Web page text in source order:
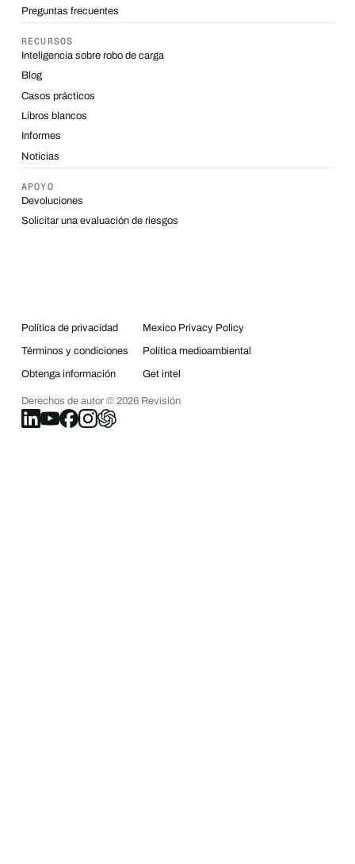
Preguntas frecuentes
RECURSOS
Inteligencia sobre robo de carga
Blog
Casos prácticos
Libros blancos
Informes
Noticias
APOYO
Devoluciones
Solicitar una evaluación de riesgos
Política de privacidad Mexico Privacy Policy
Términos y condiciones Política medioambiental
Obtenga información Get intel
Derechos de autor © 2026Revisión